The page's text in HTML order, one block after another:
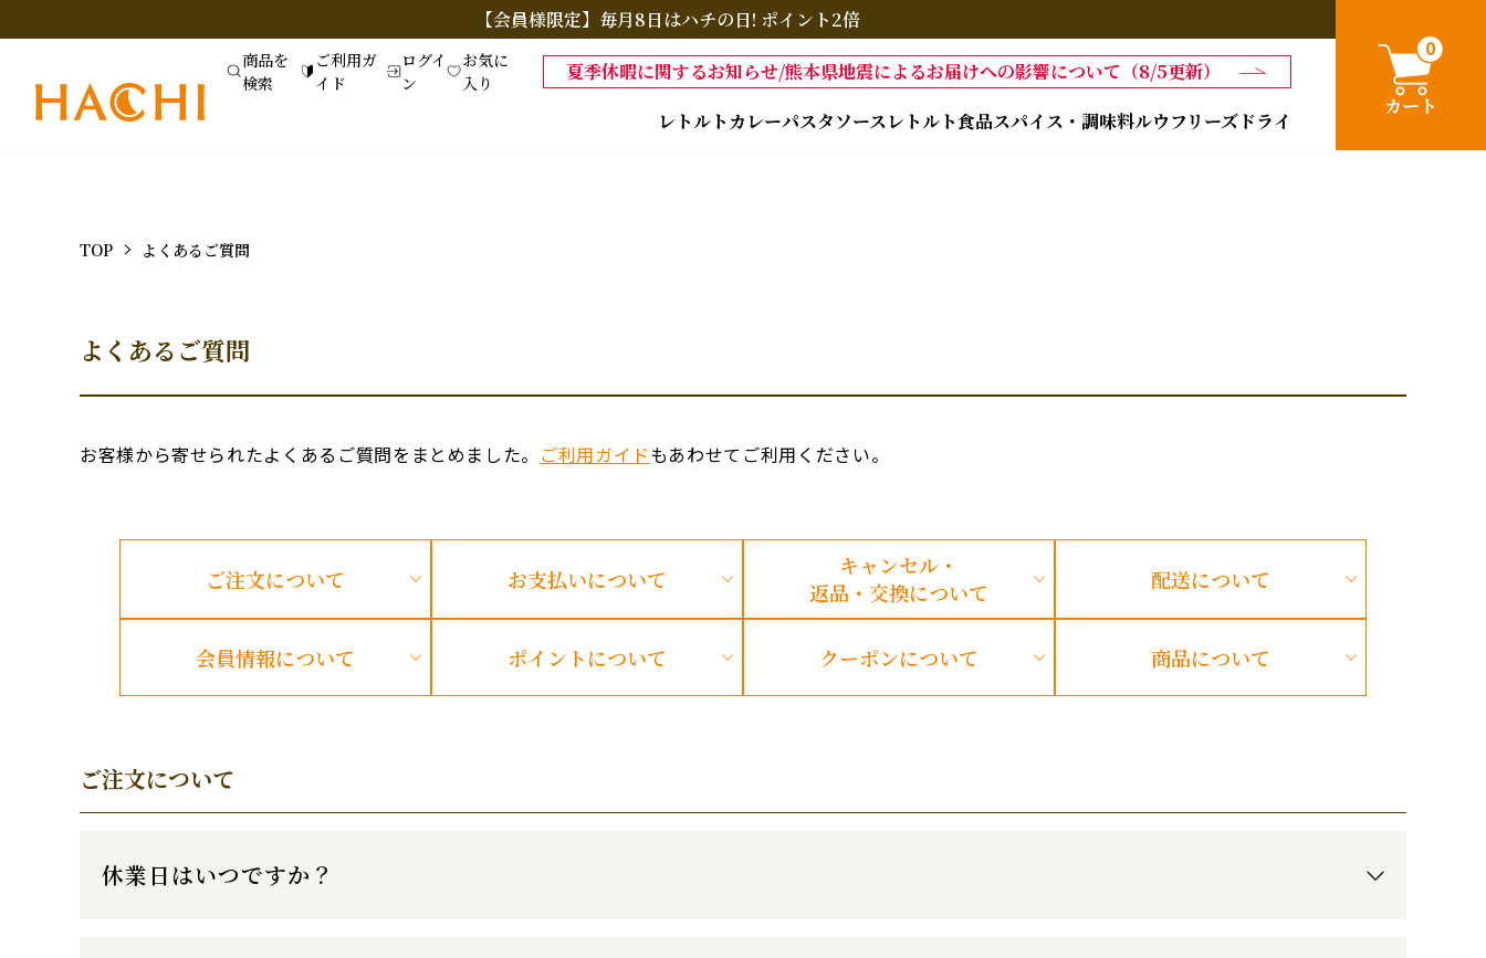
【会員様限定】毎月8日はハチの日! ポイント2倍
商品を
検索
ご利用ガ
イド
ログイ
ン
お気に
入り
夏季休暇に関するお知らせ/熊本県地震によるお届けへの影響について（8/5更新）
レトルトカレーパスタソースレトルト食品スパイス・調味料ルウフリーズドライ
0
カート
TOP よくあるご質問
よくあるご質問
お客様から寄せられたよくあるご質問をまとめました。 ご利用ガイドもあわせてご利用ください。
ご注文について お支払いについて
キャンセル・
返品・ 交換について 配送について
会員情報について ポイントについて クーポンについて 商品について
ご注文について
休業日はいつですか？